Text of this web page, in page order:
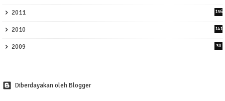
2011 156
2010 141
2009 30
Diberdayakan oleh Blogger